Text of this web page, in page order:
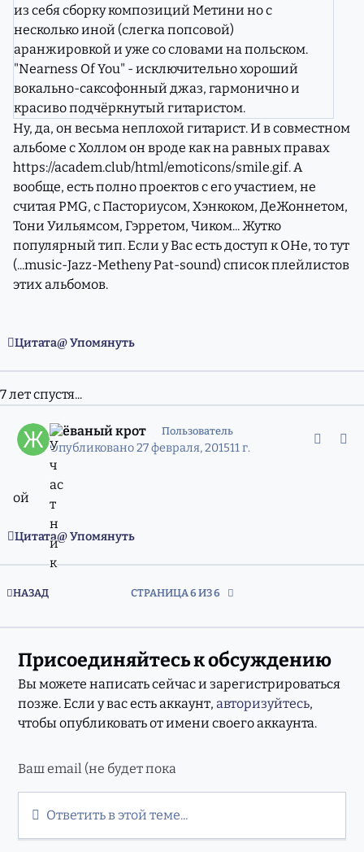
из себя сборку композиций Метини но с
несколько иной (слегка попсовой)
аранжировкой и уже со словами на польском.
"Nearness Of You" - исключительно хороший
вокально-саксофонный джаз, гармонично и
красиво подчёркнутый гитаристом.
Ну, да, он весьма неплохой гитарист. И в совместном
альбоме с Холлом он вроде как на равных правах
https://academ.club/html/emoticons/smile.gif. А
вообще, есть полно проектов с его участием, не
считая PMG, с Пасториусом, Хэнкоком, ДеЖоннетом,
Тони Уильямсом, Гэрретом, Чиком... Жутко
популярный тип. Если у Вас есть доступ к ОНе, то тут
(...music-Jazz-Metheny Pat-sound) список плейлистов
этих альбомов.
Цитата Упомянуть
7 лет спустя...
Жёваный крот Пользователь
Опубликовано27 февраля, 201511 г.
ой
Цитата Упомянуть
ПЕРВАЯ СТРАНИЦА
НАЗАД СТРАНИЦА 6 ИЗ 6
Присоединяйтесь к обсуждению
Вы можете написать сейчас и зарегистрироваться
позже. Если у вас есть аккаунт,авторизуйтесь,
чтобы опубликовать от имени своего аккаунта.
Ответить в этой теме...